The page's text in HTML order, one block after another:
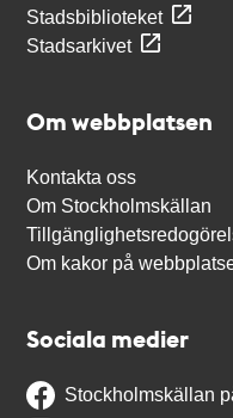
Stadsbiblioteket
Stadsarkivet
Om webbplatsen
Kontakta oss
Om Stockholmskällan
Om kakor på
Sociala medier
Stockholmskällan